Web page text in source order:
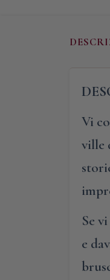
Vi
ville
Se
e